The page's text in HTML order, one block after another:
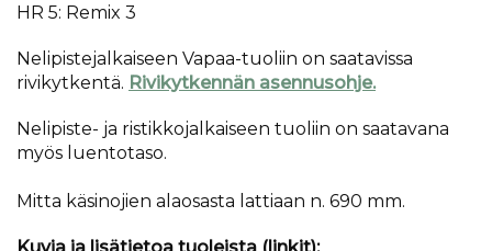
HR 5: Remix 3
Nelipistejalkaiseen Vapaa-tuoliin on saatavissa
rivikytkentä. Rivikytkennän asennusohje.
Nelipiste- ja ristikkojalkaiseen tuoliin on saatavana
myös luentotaso.
Mitta käsinojien alaosasta lattiaan n. 690 mm.